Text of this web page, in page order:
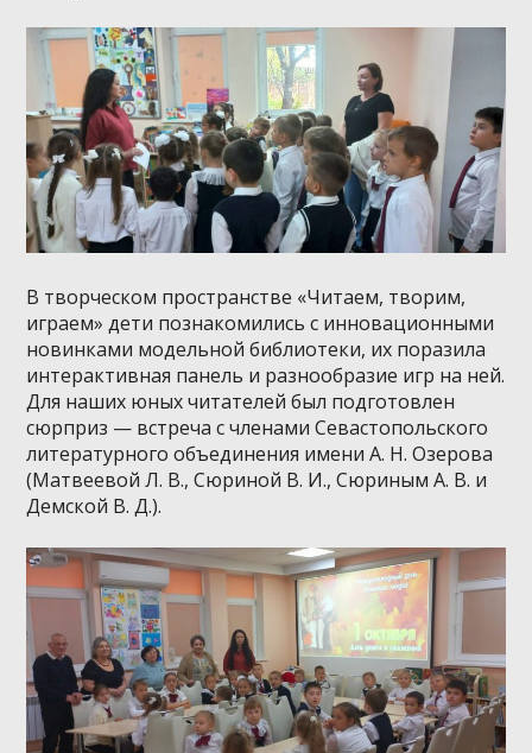
В творческом пространстве «Читаем, творим,
играем» дети познакомились с инновационными
новинками модельной библиотеки, их поразила
интерактивная панель и разнообразие игр на ней.
Для наших юных читателей был подготовлен
сюрприз — встреча с членами Севастопольского
литературного объединения имени А. Н. Озерова
(Матвеевой Л. В., Сюриной В. И., Сюриным А. В. и
Демской В. Д.).